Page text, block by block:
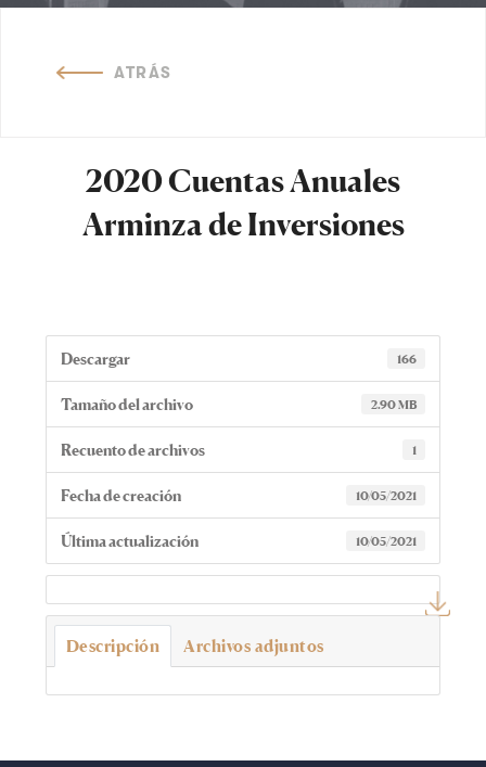
ATRÁS
2020 Cuentas Anuales
Arminza de Inversiones
Descargar 166
Tamaño del archivo 2.90 MB
Recuento de archivos 1
Fecha de creación 10/05/2021
Última actualización 10/05/2021
Descripción Archivos adjuntos